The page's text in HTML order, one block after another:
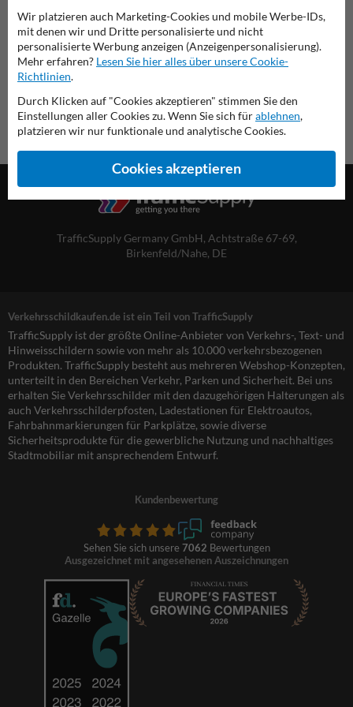
Übersicht der offiziellen Verkehrsschilder
Verkehrsschildkaufen.de
TrafficSupply Germany GmbH, Achtstraße 67-69,
Birkenfeld/Nahe, DE
Verkehrsschildkaufen.de ist ein Teil von TrafficSupply
TrafficSupply ist der größte Online-Anbieter von Verkehrs-, Text- und
Hinweisschildern sowie von mehr als 10.000 verkehrsbezogenen
Produkten. TrafficSupply besteht aus mehreren Webshop-Konzepten,
unterteilt in den Bereichen Verkehr, Parken und Sicherheit. Bei uns
erhalten Sie Verkehrsschilder mit den dazugehörigen Halterungen als
auch Verkehrsschilderpfosten, Ladestationen für Elektroautos,
Fahrbahnmarkierungen für Parkplätze, sowie diverse
Sicherheitsprodukte für die gewerbliche Nutzung und nachhaltiges
Stadtmobiliar mit ansprechendem Entwurf.
Kundenbewertung
Sehen Sie sich unsere 7062 Bewertungen
Ausgezeichnet mit angesehenen Auszeichnungen
Wir platzieren auch Marketing-Cookies und mobile Werbe-IDs,
mit denen wir und Dritte personalisierte und nicht
personalisierte Werbung anzeigen (Anzeigenpersonalisierung).
Mehr erfahren? Lesen Sie hier alles über unsere Cookie-
Richtlinien.
Durch Klicken auf "Cookies akzeptieren" stimmen Sie den
Einstellungen aller Cookies zu. Wenn Sie sich fürablehnen,
platzieren wir nur funktionale und analytische Cookies.
Cookies akzeptieren